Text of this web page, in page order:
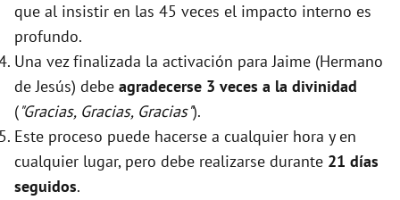
que al insistir en las 45 veces el impacto interno es
profundo.
Una vez finalizada la activación para Jaime (Hermano
de Jesús) debe agradecerse 3 veces a la divinidad
("Gracias, Gracias, Gracias").
Este proceso puede hacerse a cualquier hora y en
cualquier lugar, pero debe realizarse durante 21 días
seguidos.